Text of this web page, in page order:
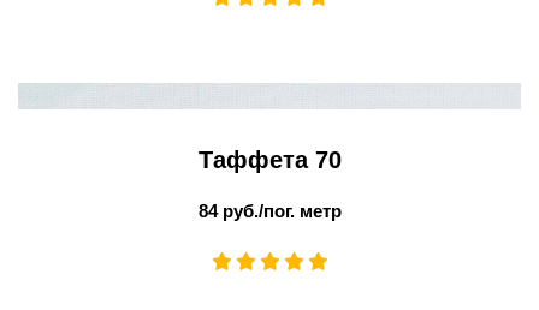
Таффета 70
84 руб./пог. метр